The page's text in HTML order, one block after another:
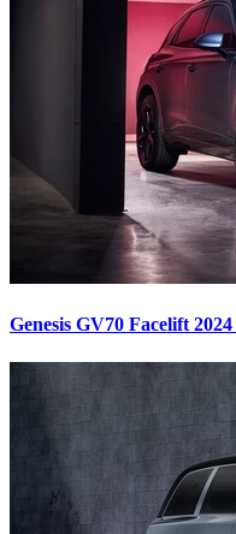
Genesis GV70 Facelift 2024